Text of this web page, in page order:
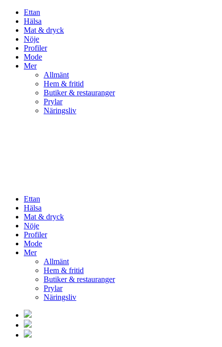
Ettan
Hälsa
Mat & dryck
Nöje
Profiler
Mode
Mer
Allmänt
Hem & fritid
Butiker & restauranger
Prylar
Näringsliv
Ettan
Hälsa
Mat & dryck
Nöje
Profiler
Mode
Mer
Allmänt
Hem & fritid
Butiker & restauranger
Prylar
Näringsliv